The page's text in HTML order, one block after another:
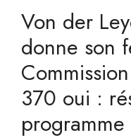
Von der
donne son
370 oui :
programme